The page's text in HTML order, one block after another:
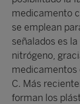
medicamento
se emplean
señalados es
nitrógeno,
medicamentos
C. Más
forman los